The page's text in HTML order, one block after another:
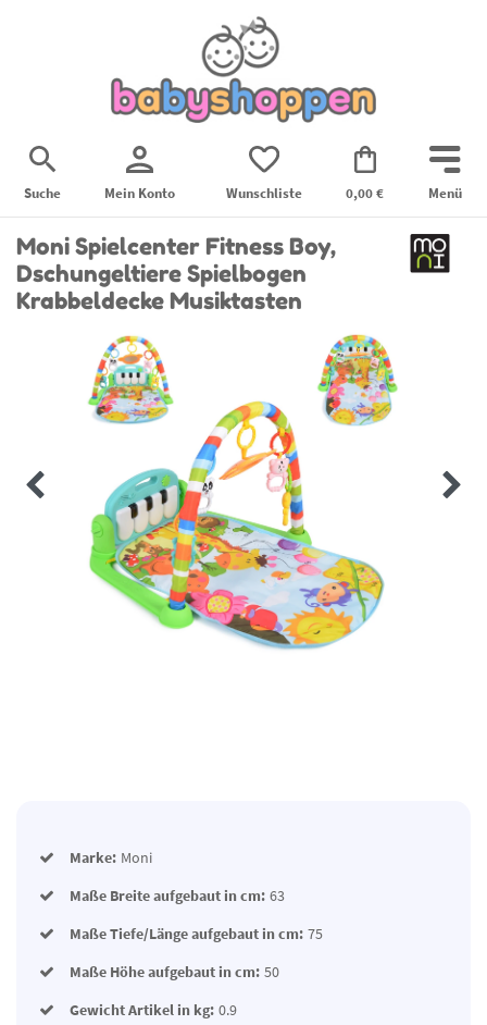
Suche Mein Konto Wunschliste 0,00 € Menü
Moni Spielcenter Fitness Boy,
Dschungeltiere Spielbogen
Krabbeldecke Musiktasten
Marke: Moni
Maße Breite aufgebaut in cm: 63
Maße Tiefe/Länge aufgebaut in cm: 75
Maße Höhe aufgebaut in cm: 50
Gewicht Artikel in kg: 0.9